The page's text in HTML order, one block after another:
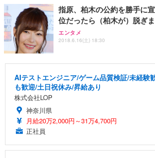
指原、柏木の公約を勝手に
位だったら（柏木が）脱ぎま
エンタメ
2018.6.16(土) 18:30
AIテストエンジニア/ゲーム品質検証/未経験
も歓迎/土日祝休み/昇給あり
株式会社LOP
神奈川県
月給20万2,000円～31万4,700円
正社員